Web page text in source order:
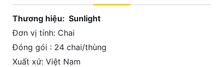
Thương hiệu: Sunlight
Đơn vị tính: Chai
Đóng gói : 24 chai/thùng
Xuất xứ: Việt Nam